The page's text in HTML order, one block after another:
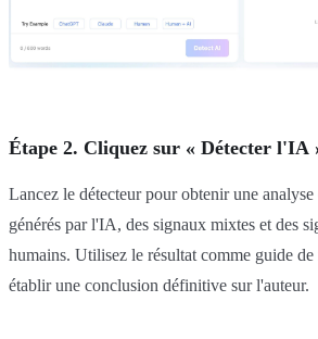
Étape 2. Cliquez sur « Détecter l'IA
Lancez le détecteur pour obtenir une
générés par l'IA, des signaux mixtes et des
humains. Utilisez le résultat comme guide
établir une conclusion définitive sur l'auteur.